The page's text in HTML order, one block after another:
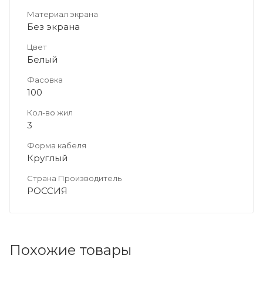
Материал экрана
Без экрана
Цвет
Белый
Фасовка
100
Кол-во жил
3
Форма кабеля
Круглый
Страна Производитель
РОССИЯ
Похожие товары